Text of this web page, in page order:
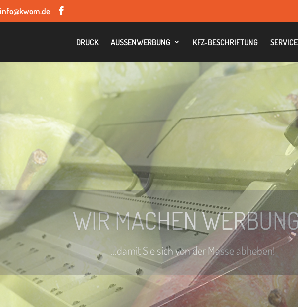
info@kwom.de
DRUCK AUS­SEN­WER­BUNG KFZ-BESCHRIF­TUNG SER­VICE
GROSS­FOR­MAT­DRUCK
Ihre Größe ist unsere Stärke!